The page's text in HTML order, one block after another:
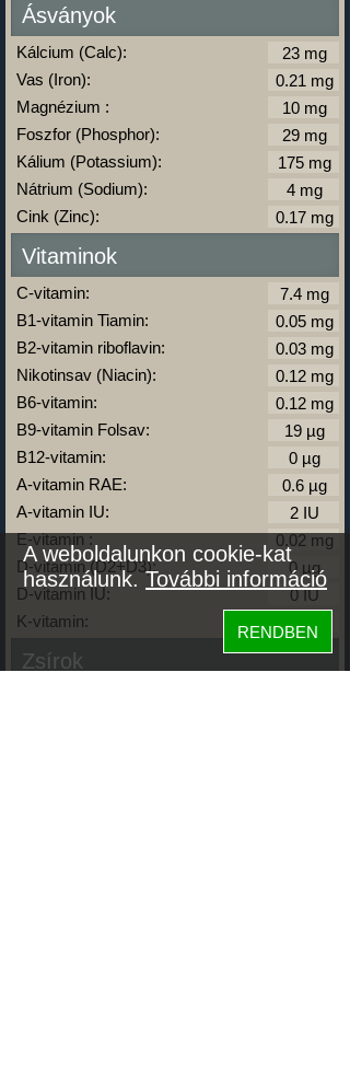
Ásványok
Kálcium (Calc):
Vas (Iron):
Magnézium :
Foszfor (Phosphor):
Kálium (Potassium):
Nátrium (Sodium):
Cink (Zinc):
Vitaminok
C-vitamin:
B1-vitamin Tiamin:
B2-vitamin riboflavin:
Nikotinsav (Niacin):
B6-vitamin:
B9-vitamin Folsav:
B12-vitamin:
A-vitamin RAE:
A-vitamin IU:
E-vitamin :
D-vitamin (D2+D3):
D-vitamin IU:
K-vitamin:
Zsírok
A weboldalunkon cookie-kat
használunk.További információ
RENDBEN